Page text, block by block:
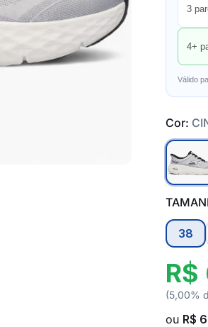
3
4+
Válido
Cor:
38
(5,00%
ou R$